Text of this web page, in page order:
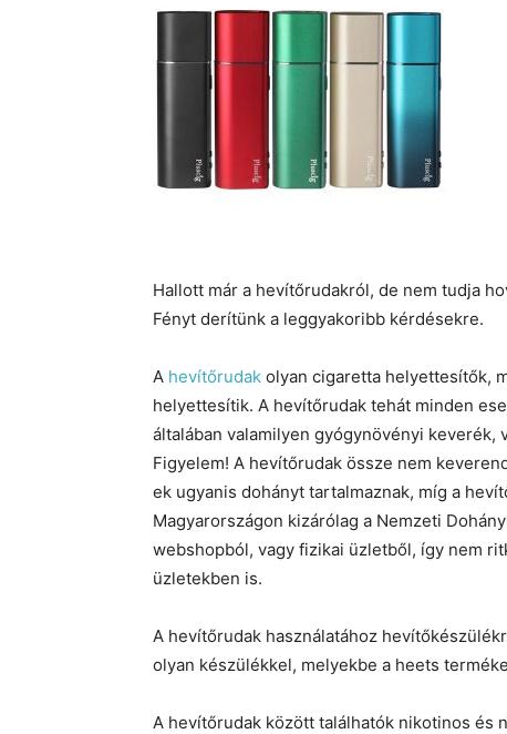
Hallott már a hevítőrudakról, de nem tudja
Fényt derítünk a leggyakoribb kérdésekre.
A hevítőrudak olyan cigaretta helyettesítők,
helyettesítik. A hevítőrudak tehát minden
általában valamilyen gyógynövényi keverék,
Figyelem! A hevítőrudak össze nem
ek ugyanis dohányt tartalmaznak, míg a
Magyarországon kizárólag a Nemzeti
webshopból, vagy fizikai üzletből, így nem
üzletekben is.
A hevítőrudak használatához
olyan készülékkel, melyekbe a heets
A hevítőrudak között találhatók nikotinos és